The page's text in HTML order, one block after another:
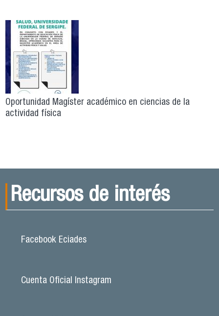
Oportunidad Magíster académico en ciencias de la
actividad física
Recursos de interés
Facebook Eciades
Cuenta Oficial Instagram